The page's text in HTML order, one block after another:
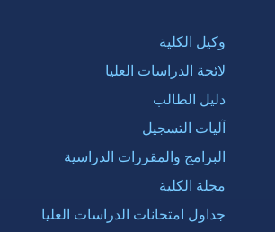
وكيل الكلية
لائحة الدراسات العليا
دليل الطالب
آليات التسجيل
البرامج والمقررات الدراسية
مجلة الكلية
جداول امتحانات الدراسات العليا